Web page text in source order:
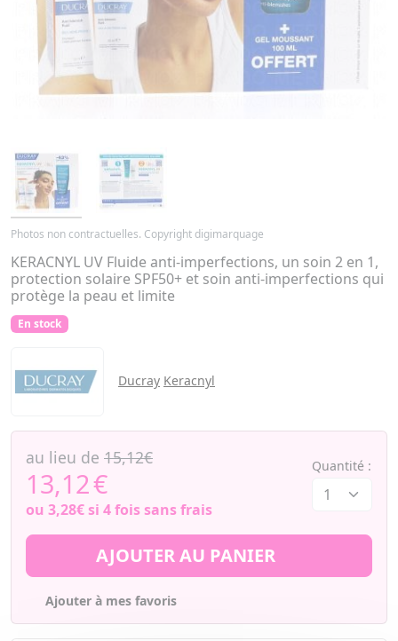
Photos non contractuelles. Copyright digimarquage
KERACNYL UV Fluide anti-imperfections, un soin 2 en 1,
protection solaire SPF50+ et soin anti-imperfections qui
protège la peau et limite
En stock
Ducray Keracnyl
au lieu de 15,12€
13,12€
ou 3,28€si 4 fois sans frais
Quantité :
AJOUTER AU PANIER
Ajouter à mes favoris